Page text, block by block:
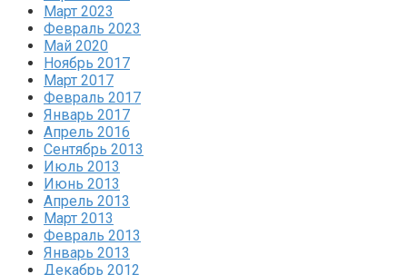
Март 2023
Февраль 2023
Май 2020
Ноябрь 2017
Март 2017
Февраль 2017
Январь 2017
Апрель 2016
Сентябрь 2013
Июль 2013
Июнь 2013
Апрель 2013
Март 2013
Февраль 2013
Январь 2013
Декабрь 2012